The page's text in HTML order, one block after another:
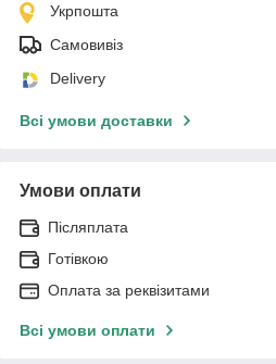
Укрпошта
Самовивіз
Delivery
Всі умови доставки
Умови оплати
Післяплата
Готівкою
Оплата за реквізитами
Всі умови оплати